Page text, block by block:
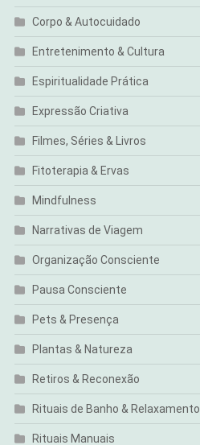
Corpo & Autocuidado
Entretenimento & Cultura
Espiritualidade Prática
Expressão Criativa
Filmes, Séries & Livros
Fitoterapia & Ervas
Mindfulness
Narrativas de Viagem
Organização Consciente
Pausa Consciente
Pets & Presença
Plantas & Natureza
Retiros & Reconexão
Rituais de Banho & Relaxamento
Rituais Manuais